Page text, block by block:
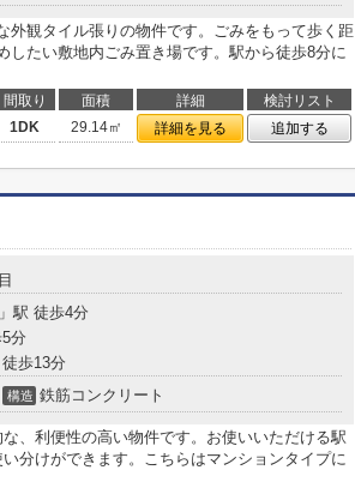
外観タイル張りの物件です。ごみをもって歩く距
したい敷地内ごみ置き場です。駅から徒歩8分に
間取り 面積 詳細
検討リスト
1DK 29.14㎡ 詳細を見る 追加する
」駅 徒歩4分
分
徒歩13分
構造 鉄筋コンクリート
、利便性の高い物件です。お使いいただける駅
分けができます。こちらはマンションタイプに